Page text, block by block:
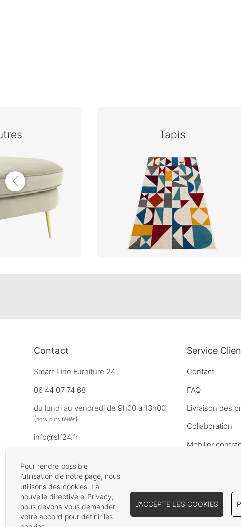
Pour rendre possible
l’utilisation de notre page, nous
utilisons des cookies. La
nouvelle directive e-Privacy,
nous devons vous demander
votre accord pour définir les
J’ACCEPTE LES COOKIES
Tapis
Contact
Smart Line Furniture 24
06 44 07 74 68
du lundi au vendredi de 9h00 à 13h00
(hors jours fériés)
info@slf24.fr
Service
Contact
FAQ
Livraison des
Collaboration
Mobilier